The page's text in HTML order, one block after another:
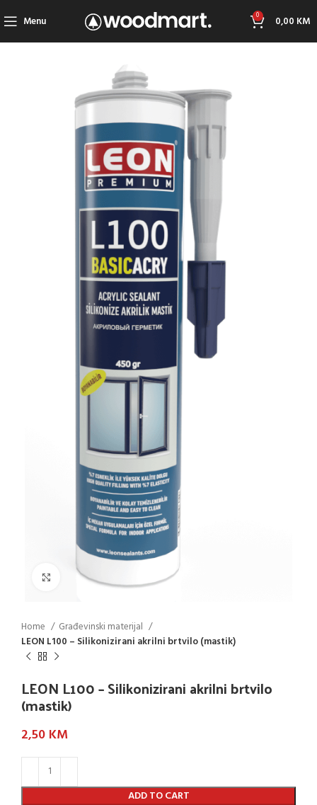
Menu 0 0,00 KM
Click to enlarge
Home
Građevinski materijal
LEON L100 – Silikonizirani akrilni brtvilo (mastik)
LEON L100 – Silikonizirani akrilni brtvilo
(mastik)
2,50 KM
ADD TO CART